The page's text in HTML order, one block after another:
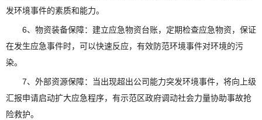
发环境事件的素质和能力。
6、物资装备保障：建立应急物资台账，定期检查应急物资，保证
在发生应急事件时，可以快速反应，有效防范环境事件对环境的污
染。
7、外部资源保障：当出现超出公司能力突发环境事件，将向上级
汇报申请启动扩大应急程序，有示范区政府调动社会力量协助事故抢
险救护。